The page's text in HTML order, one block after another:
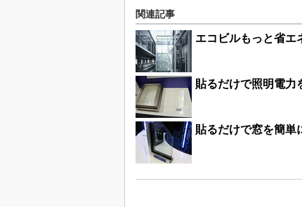
関連記事
エコビルもっと省エ
貼るだけで照明電力
貼るだけで窓を簡単